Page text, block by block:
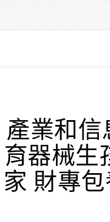
產業和
育器械生
家 財專